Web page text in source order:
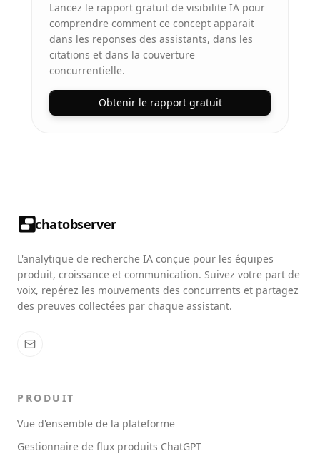
Lancez le rapport gratuit de visibilite IA pour
comprendre comment ce concept apparait
dans les reponses des assistants, dans les
citations et dans la couverture
concurrentielle.
Obtenir le rapport gratuit
chatobserver
L'analytique de recherche IA conçue pour les équipes
produit, croissance et communication. Suivez votre part de
voix, repérez les mouvements des concurrents et partagez
des preuves collectées par chaque assistant.
PRODUIT
Vue d'ensemble de la plateforme
Gestionnaire de flux produits ChatGPT